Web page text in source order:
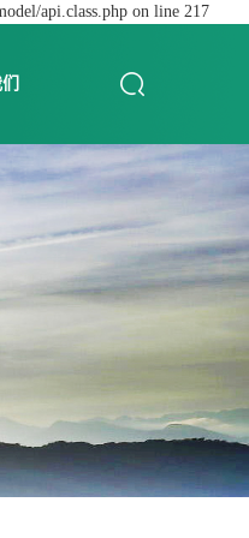
api.class.php on line 217